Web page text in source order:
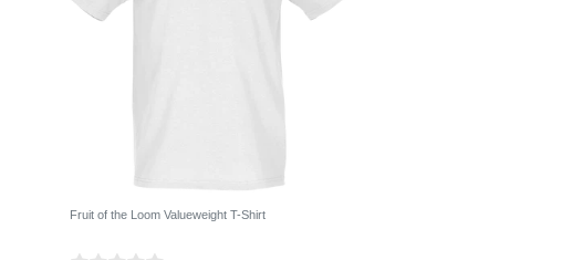
Fruit of the Loom Valueweight T-Shirt